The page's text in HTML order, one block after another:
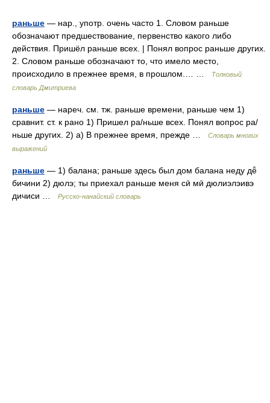
раньше — нар., употр. очень часто 1. Словом раньше
обозначают предшествование, первенство какого либо
действия. Пришёл раньше всех. | Понял вопрос раньше других.
2. Словом раньше обозначают то, что имело место,
происходило в прежнее время, в прошлом.… …
Толковый
словарь Дмитриева
раньше — нареч. см. тж. раньше времени, раньше чем 1)
сравнит. ст. к рано 1) Пришел ра/ньше всех. Понял вопрос ра/
ньше других. 2) а) В прежнее время, прежде …
Словарь многих
выражений
раньше — 1) балана; раньше здесь был дом балана неду дё̄
бичини 2) дюлэ; ты приехал раньше меня сӣ мӣ дюлиэлэивэ
дичиси …
Русско-нанайский словарь